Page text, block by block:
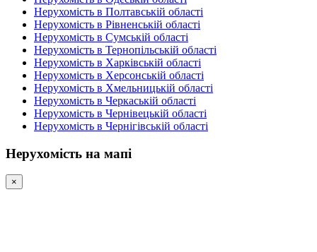
Нерухомість в Полтавській області
Нерухомість в Рівненській області
Нерухомість в Сумській області
Нерухомість в Тернопільській області
Нерухомість в Харківській області
Нерухомість в Херсонській області
Нерухомість в Хмельницькій області
Нерухомість в Черкаській області
Нерухомість в Чернівецькій області
Нерухомість в Чернігівській області
Нерухомість на мапі
×